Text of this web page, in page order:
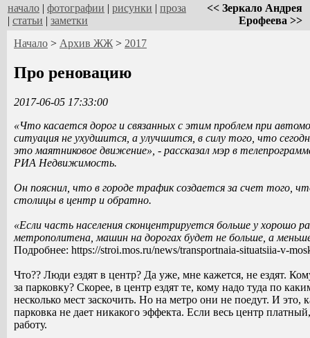
начало | фотографии | рисунки | проза
| статьи | заметки
<< Зеркало Андрея
Ерофеева >>
Начало > Архив ЖЖ > 2017
Про реновацию
2017-06-05 17:33:00
«Что касается дорог и связанных с этим проблем при
ситуация не ухудшится, а улучшится, в силу того, что
это маятниковое движение», - рассказал мэр в
РИА Недвижимость.
Он пояснил, что в городе трафик создается за счет того,
столицы в центр и обратно.
«Если часть населения сконцентрируется больше у хорошо
метрополитена, машин на дорогах будет не больше, а
Подробнее: https://stroi.mos.ru/news/transportnaia-situatsiia-v-
Что?? Люди ездят в центр? Да уже, мне кажется, не ездят.
за парковку? Скорее, в центр ездят те, кому надо туда по
несколько мест заскочить. Но на метро они не поедут. И это,
парковка не дает никакого эффекта. Если весь центр
работу.